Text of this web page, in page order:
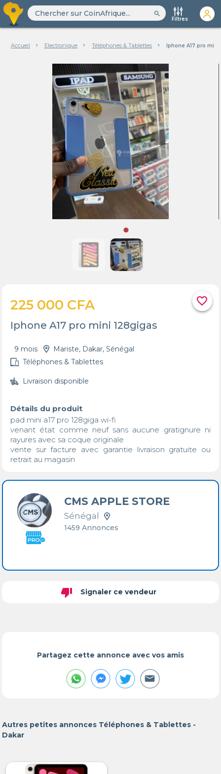
search
Filtres
Accueil Electronique Téléphones & Tablettes Iphone A17 pro mini
favorite_border
225 000 CFA
Iphone A17 pro mini 128gigas
9 mois
Mariste, Dakar, Sénégal
Téléphones & Tablettes
Livraison disponible
Détails du produit
pad mini a17 pro 128giga wi-fi
venant état comme neuf sans aucune gratignure ni
rayures avec sa coque originale
vente sur facture avec garantie livraison gratuite ou
retrait au magasin
CMS APPLE STORE
Sénégal
1459 Annonces
thumb_down Signaler ce vendeur
Partagez cette annonce avec vos amis
Autres petites annonces Téléphones & Tablettes -
Dakar